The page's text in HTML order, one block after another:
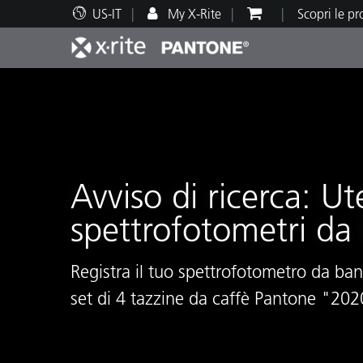
US-IT My X-Rite Scopri le
Automotive
Avviso di ricerca:
spettrofotometri da
Registra il tuo spettrofotometro da
set di 4 tazzine da caffè Pantone